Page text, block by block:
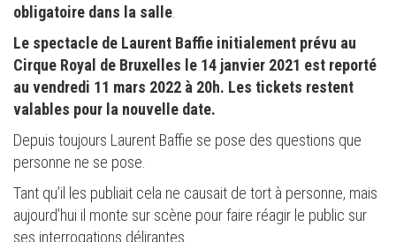
obligatoire dans la salle
Le spectacle de Laurent Baffie initialement prévu au
Cirque Royal de Bruxelles le 14 janvier 2021 est reporté
au vendredi 11 mars 2022 à 20h. Les tickets restent
valables pour la nouvelle date.
Depuis toujours Laurent Baffie se pose des questions que
personne ne se pose.
Tant qu’il les publiait cela ne causait de tort à personne, mais
aujourd’hui il monte sur scène pour faire réagir le public sur
ses interrogations délirantes.